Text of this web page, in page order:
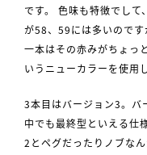
です。 色味も特徴でして
が58、59には多いので
一本はその赤みがちょっ
いうニューカラーを使用
3本目はバージョン3。バ
中でも最終型といえる仕
2とペグだったりノブな